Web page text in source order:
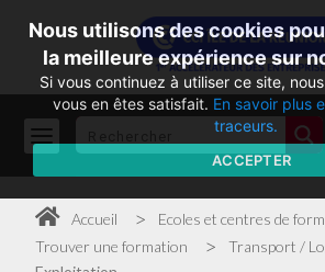
Accueil > Ecoles et centres de
Trouver une formation > Transport /
Nous utilisons des cookies
la meilleure expérience sur
Si vous continuez à utiliser ce site,
vous en êtes satisfait. En savoir plus
traceurs.
ACCEPTER